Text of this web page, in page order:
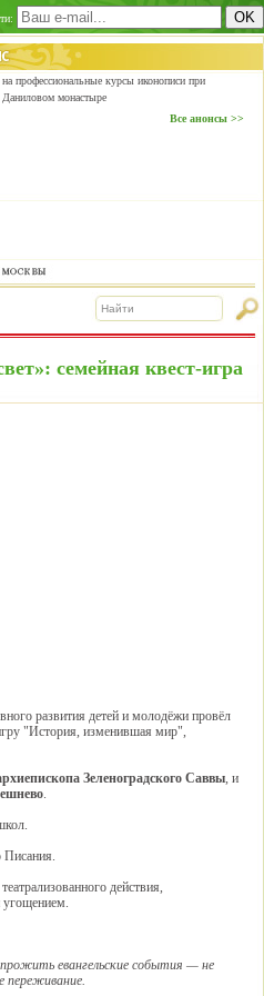
профессиональные курсы иконописи при
монастыре
Все анонсы >>
семейная квест-игра
развития детей и молодёжи провёл
"История, изменившая мир",
Зеленоградского Саввы, и
.
Писания.
действия,
угощением.
евангельские события — не
переживание.